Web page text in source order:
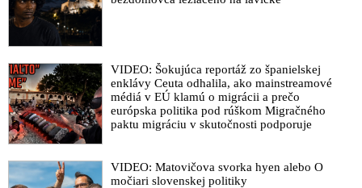
VIDEO: Šokujúca reportáž zo španielskej
enklávy Ceuta odhalila, ako mainstreamové
médiá v EÚ klamú o migrácii a prečo
európska politika pod rúškom Migračného
paktu migráciu v skutočnosti podporuje
VIDEO: Matovičova svorka hyen alebo O
močiari slovenskej politiky